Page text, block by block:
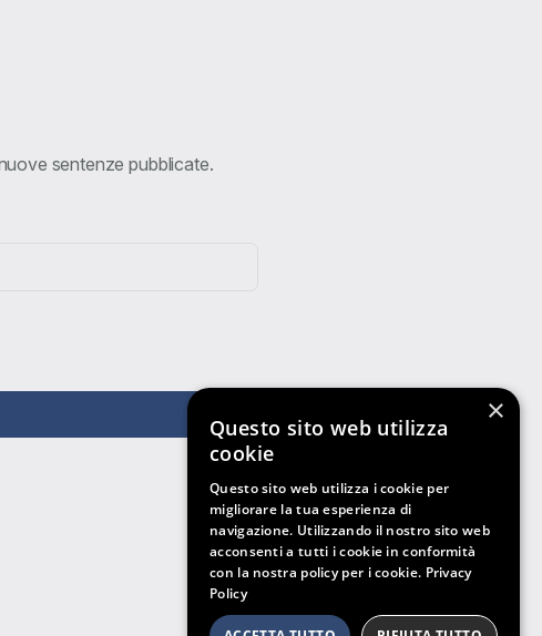
sentenze pubblicate.
×
Questo sito web utilizza
cookie
Questo sito web utilizza i cookie per
migliorare la tua esperienza di
navigazione. Utilizzando il nostro sito web
acconsenti a tutti i cookie in conformità
con la nostra policy per i cookie. Privacy
Policy